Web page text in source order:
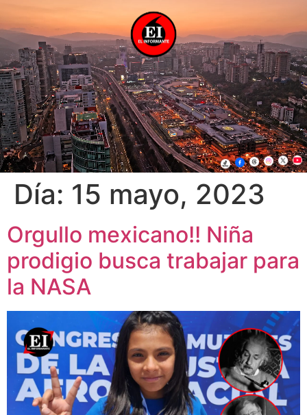
Día: 15 mayo, 2023
Orgullo mexicano!! Niña
prodigio busca trabajar para
la NASA